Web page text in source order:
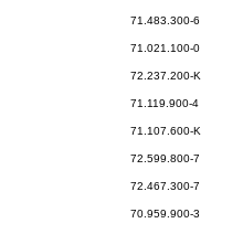
71.483.300-6
71.021.100-0
72.237.200-K
71.119.900-4
71.107.600-K
72.599.800-7
72.467.300-7
70.959.900-3